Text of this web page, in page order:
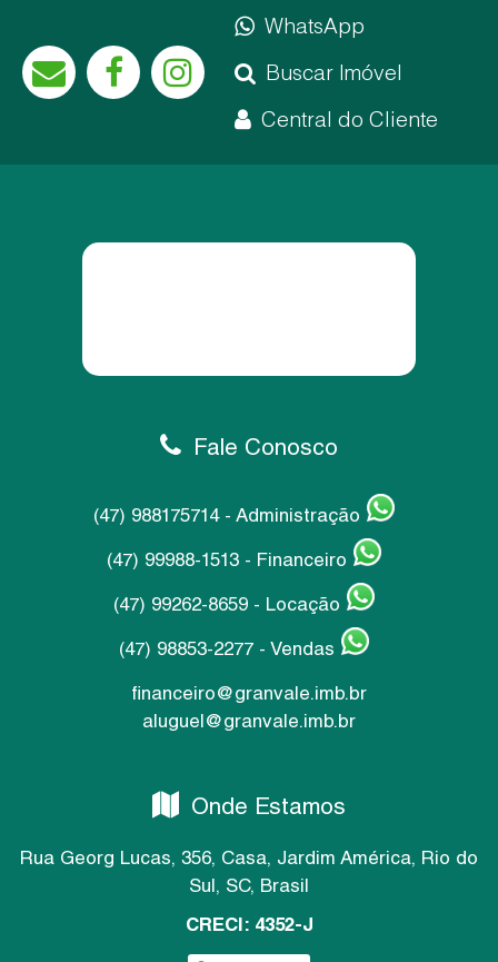
WhatsApp
Buscar Imóvel
Central do Cliente
Fale Conosco
(47) 988175714 - Administração
(47) 99988-1513 - Financeiro
(47) 99262-8659 - Locação
(47) 98853-2277 - Vendas
financeiro@granvale.imb.br
aluguel@granvale.imb.br
Onde Estamos
Rua Georg Lucas, 356, Casa, Jardim América, Rio do
Sul, SC, Brasil
CRECI: 4352-J